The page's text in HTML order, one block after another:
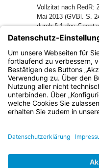
Vollzitat nach RedR:
Mai 2013 (GVBl. S.
durch § 1 des
geändert worden ist
Der Landtag des
beschlossen, das hiermit
Bayern.de
BayernPortal
Impressum